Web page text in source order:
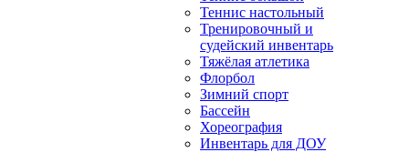
Теннис настольный
Тренировочный и
судейский инвентарь
Тяжёлая атлетика
Флорбол
Зимний спорт
Бассейн
Хореография
Инвентарь для ДОУ